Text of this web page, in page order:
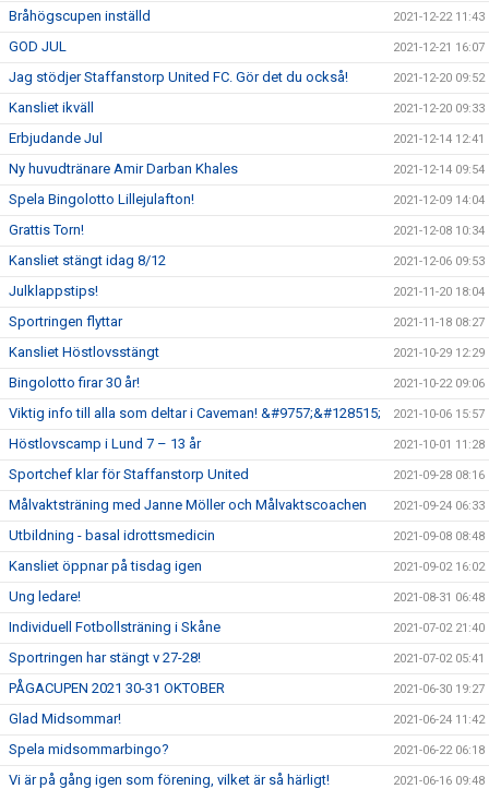
Bråhögscupen inställd 2021-12-22 11:43
GOD JUL 2021-12-21 16:07
Jag stödjer Staffanstorp United FC. Gör det du också! 2021-12-20 09:52
Kansliet ikväll 2021-12-20 09:33
Erbjudande Jul 2021-12-14 12:41
Ny huvudtränare Amir Darban Khales 2021-12-14 09:54
Spela Bingolotto Lillejulafton! 2021-12-09 14:04
Grattis Torn! 2021-12-08 10:34
Kansliet stängt idag 8/12 2021-12-06 09:53
Julklappstips! 2021-11-20 18:04
Sportringen flyttar 2021-11-18 08:27
Kansliet Höstlovsstängt 2021-10-29 12:29
Bingolotto firar 30 år! 2021-10-22 09:06
Viktig info till alla som deltar i Caveman! &#9757;&#128515; 2021-10-06 15:57
Höstlovscamp i Lund 7 – 13 år 2021-10-01 11:28
Sportchef klar för Staffanstorp United 2021-09-28 08:16
Målvaktsträning med Janne Möller och Målvaktscoachen 2021-09-24 06:33
Utbildning - basal idrottsmedicin 2021-09-08 08:48
Kansliet öppnar på tisdag igen 2021-09-02 16:02
Ung ledare! 2021-08-31 06:48
Individuell Fotbollsträning i Skåne 2021-07-02 21:40
Sportringen har stängt v 27-28! 2021-07-02 05:41
PÅGACUPEN 2021 30-31 OKTOBER 2021-06-30 19:27
Glad Midsommar! 2021-06-24 11:42
Spela midsommarbingo? 2021-06-22 06:18
Vi är på gång igen som förening, vilket är så härligt! 2021-06-16 09:48